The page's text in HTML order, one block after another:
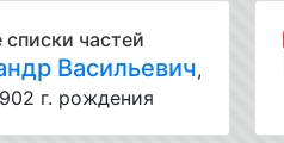
частей
Васильевич,
г. рождения